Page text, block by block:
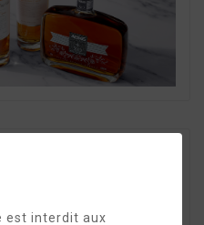
est interdit aux